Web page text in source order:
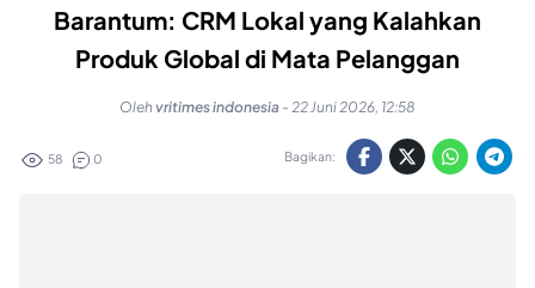
Barantum: CRM Lokal yang Kalahkan
Produk Global di Mata Pelanggan
Oleh vritimes indonesia - 22 Juni 2026, 12:58
58 0 Bagikan: